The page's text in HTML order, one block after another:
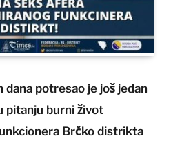
potresao je još jedan
pitanju burni život
Brčko distrikta